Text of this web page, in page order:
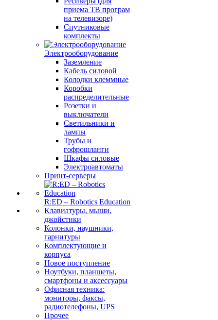
приема ТВ програм
на телевизоре)
Спутниковые
комплекты
Электрооборудование
Заземление
Кабель силовой
Колодки клеммные
Коробки
распределительные
Розетки и
выключатели
Светильники и
лампы
Трубы и
гофрошланги
Шкафы силовые
Электроавтоматы
Принт-серверы
R:ED – Robotics Education
Клавиатуры, мыши,
джойстики
Колонки, наушники,
гарнитуры
Комплектующие и
корпуса
Новое поступление
Ноутбуки, планшеты,
смартфоны и аксессуары
Офисная техника:
мониторы, факсы,
радиотелефоны, UPS
Прочее